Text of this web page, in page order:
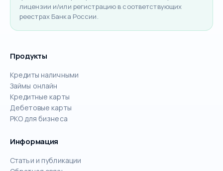
лицензии и/или регистрацию в соответствующих
реестрах Банка России.
Продукты
Кредиты наличными
Займы онлайн
Кредитные карты
Дебетовые карты
РКО для бизнеса
Информация
Статьи и публикации